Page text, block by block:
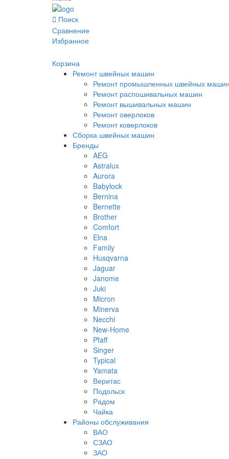
Поиск
Сравнение
Избранное
Корзина
Ремонт швейных машин
Ремонт промышленных швейных машин
Ремонт распошивальных машин
Ремонт вышивальных машин
Ремонт оверлоков
Ремонт коверлоков
Сборка швейных машин
Бренды
AEG
Astralux
Aurora
Babylock
Bernina
Bernette
Brother
Comfort
Elna
Family
Husqvarna
Jaguar
Janome
Juki
Micron
Minerva
Necchi
New-Home
Pfaff
Singer
Typical
Yamata
Веритас
Подольск
Радом
Чайка
Районы обслуживания
ВАО
СЗАО
ЗАО